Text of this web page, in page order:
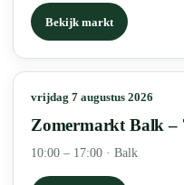
Bekijk markt
vrijdag 7 augustus 2026
Zomermarkt Balk –
10:00 – 17:00 · Balk